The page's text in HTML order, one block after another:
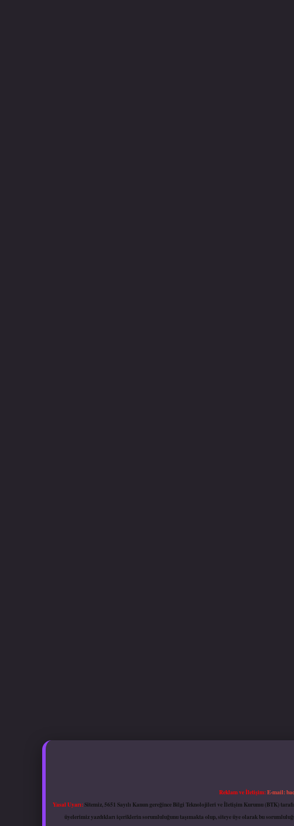
Reklam ve İletişim:E-mail:
Yasal Uyarı:Sitemiz, 5651 Sayılı Kanun gereğince Bilgi Teknolojileri ve İletişim Kurumu (BTK)
üyelerimiz yazdıkları içeriklerin sorumluluğunu taşımakta olup, siteye üye olarak bu